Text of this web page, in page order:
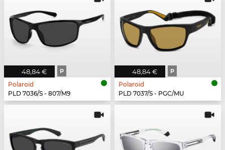
48,84 € P
Polaroid
PLD 7036/S - 807/M9
48,84 € P
Polaroid
PLD 7037/S - PGC/MU